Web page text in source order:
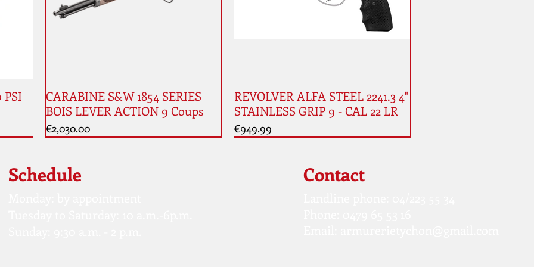
CARABINE S&W 1854 SERIES
BOIS LEVER ACTION 9 Coups
Price
€2,030.00
REVOLVER ALFA STEEL 2241.3 4"
STAINLESS GRIP 9 - CAL 22 LR
Price
€949.99
Schedule Contact